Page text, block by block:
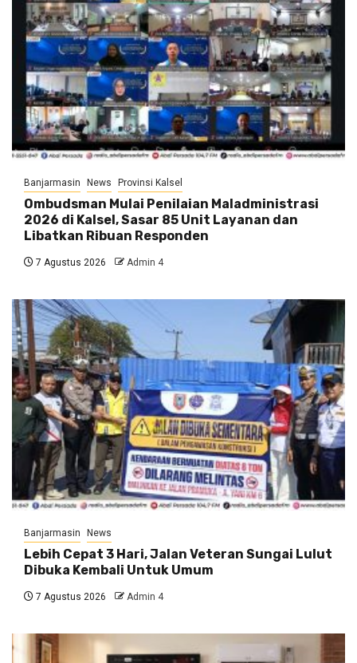
Banjarmasin News Provinsi Kalsel
Ombudsman Mulai Penilaian Maladministrasi
2026 di Kalsel, Sasar 85 Unit Layanan dan
Libatkan Ribuan Responden
7 Agustus 2026 Admin 4
Banjarmasin News
Lebih Cepat 3 Hari, Jalan Veteran Sungai Lulut
Dibuka Kembali Untuk Umum
7 Agustus 2026 Admin 4